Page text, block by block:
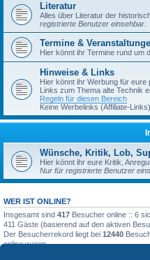
Literatur
Alles über Literatur der
registrierte Benutzer einsehbar.
Termine &
Hier könnt ihr Termine rund um
Hinweise & Links
Hier könnt ihr Werbung für
Links zum Thema alte Technik
Regeln für diesen Bereich
Keine Werbelinks (Affiliate-
Wünsche, Kritik, Lob,
Hier könnt ihr eure Kritik,
Nur für registrierte Benutzer
WER IST ONLINE?
Insgesamt sind 417 Besucher online :: 6
411 Gäste (basierend auf den aktiven
Der Besucherrekord liegt bei 12440
online waren.